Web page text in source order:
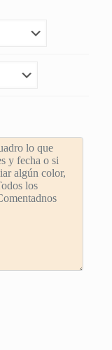
5 en base
avaloración